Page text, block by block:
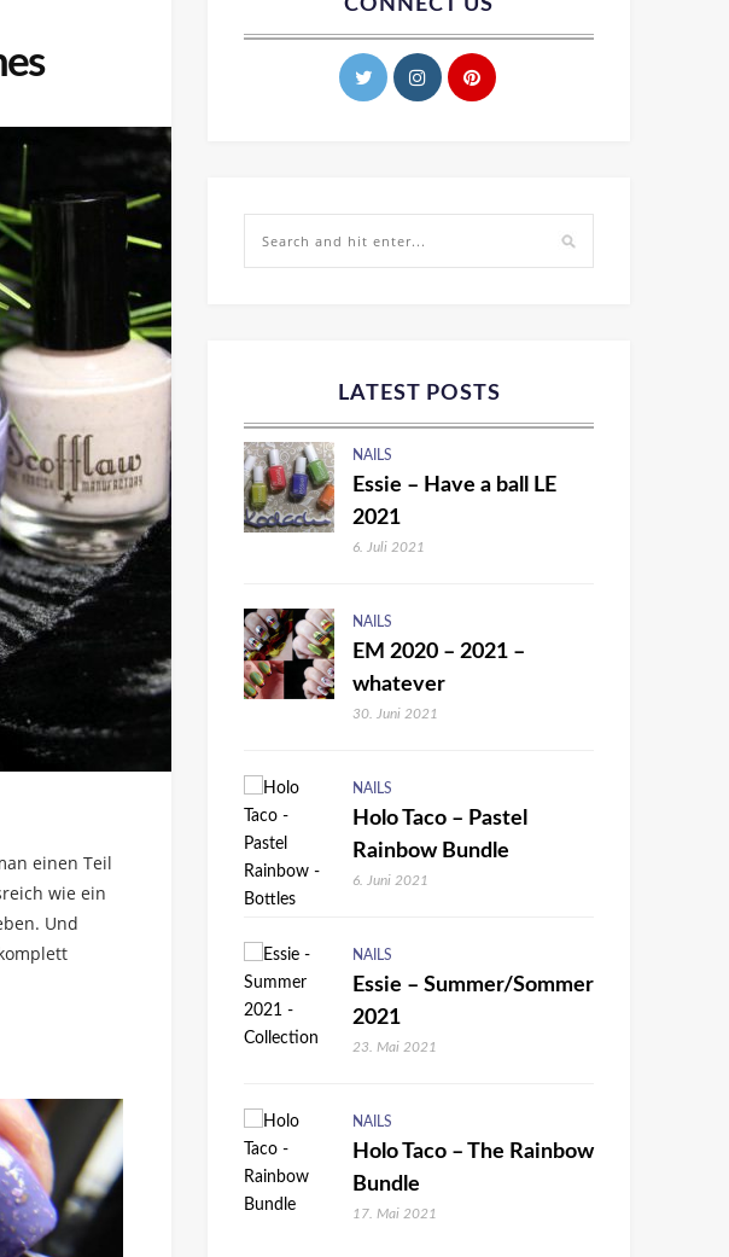
einen Teil
wie ein
Und
CONNECT US
LATEST POSTS
NAILS
Essie – Have a ball LE
2021
6. Juli 2021
NAILS
EM 2020 – 2021 –
whatever
30. Juni 2021
NAILS
Holo Taco – Pastel
Rainbow Bundle
6. Juni 2021
NAILS
Essie – Summer/Sommer
2021
23. Mai 2021
NAILS
Holo Taco – The Rainbow
Bundle
17. Mai 2021